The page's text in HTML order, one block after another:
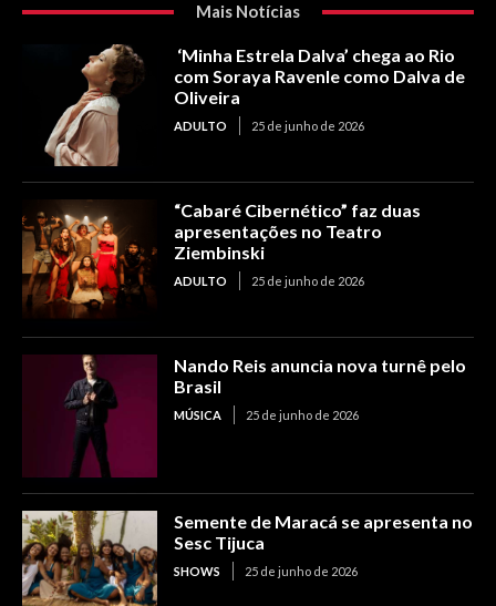
Mais Notícias
‘Minha Estrela Dalva’ chega ao Rio
com Soraya Ravenle como Dalva de
Oliveira
ADULTO 25 de junho de 2026
“Cabaré Cibernético” faz duas
apresentações no Teatro
Ziembinski
ADULTO 25 de junho de 2026
Nando Reis anuncia nova turnê pelo
Brasil
MÚSICA 25 de junho de 2026
Semente de Maracá se apresenta no
Sesc Tijuca
SHOWS 25 de junho de 2026